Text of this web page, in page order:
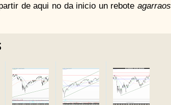
de aqui no da inicio un rebote agarraos